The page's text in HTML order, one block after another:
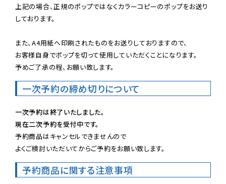
上記の場合、正規のポップではなくカラーコピーのポップをお送り
しております。
また、A4用紙へ印刷されたものをお送りしておりますので、
お客様自身でポップを切って使用していただくことになります。
予めご了承の程、お願い致します。
一次予約の締め切りについて
一次予約は終了いたしました。
現在二次予約を受付中です。
予約商品はキャンセルできませんので
よくご検討いただいてからご予約をお願い致します。
予約商品に関する注意事項